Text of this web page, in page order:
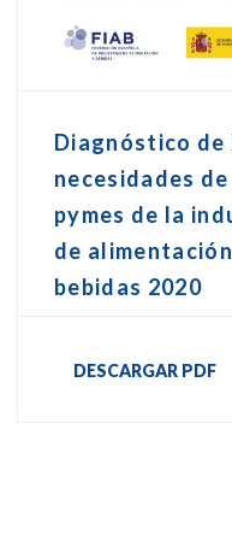
Diagnóstico de
necesidades
pymes de la
de
bebidas 2020
DESCARGAR PDF